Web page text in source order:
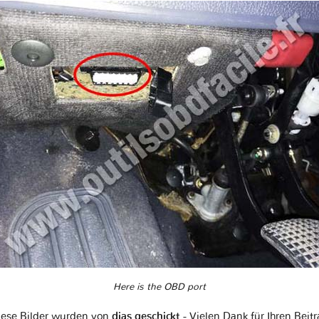
Here is the OBD port
Bilder wurden von dias geschickt - Vielen Dank für Ihren